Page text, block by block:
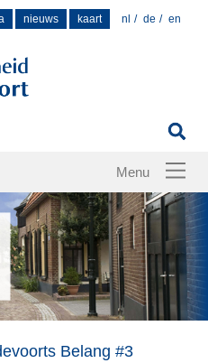
nieuws kaart nl de en
Belang #3